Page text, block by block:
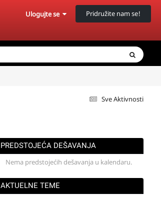
Ulogujte se Pridružite nam se!
Sve Aktivnosti
PREDSTOJEĆA DEŠAVANJA
Nema predstojećih dešavanja u kalendaru.
AKTUELNE TEME